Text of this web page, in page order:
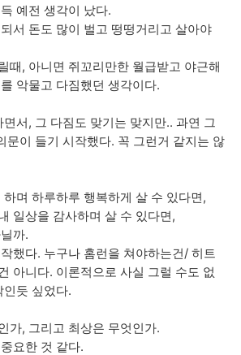
예전 생각이 났다.
서 돈도 많이 벌고 떵떵거리고 살아야
때, 아니면 쥐꼬리만한 월급받고 야근해
악물고 다짐했던 생각이다.
서, 그 다짐도 맞기는 맞지만.. 과연 그
문이 들기 시작했다. 꼭 그런거 같지는 않
며 하루하루 행복하게 살 수 있다면,
일상을 감사하며 살 수 있다면,
까.
했다. 누구나 홈런을 쳐야하는건/ 히트
아니다. 이론적으로 사실 그럴 수도 없
인듯 싶었다.
가, 그리고 최상은 무엇인가.
요한 것 같다.